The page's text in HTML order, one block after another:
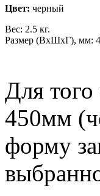
Цвет: черный
Вес: 2.5 кг.
Размер (ВхШхГ), мм:
Для
450мм
форму